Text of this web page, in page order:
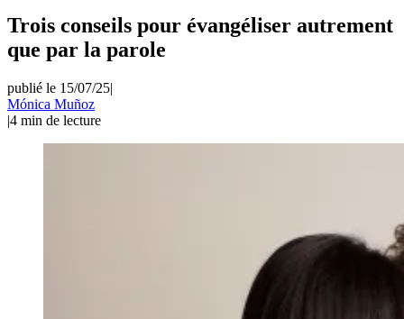
Trois conseils pour évangéliser autrement
que par la parole
publié le 15/07/25|
Mónica Muñoz
|4 min de lecture